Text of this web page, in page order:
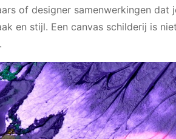
of designer samenwerkingen
en stijl. Een canvas schilderij is